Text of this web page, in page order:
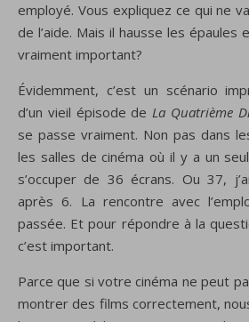
employé. Vous expliquez ce qui ne
de l’aide. Mais il hausse les épaules
vraiment important?
Évidemment, c’est un scénario
d’un vieil épisode deLa Quatrième
se passe vraiment. Non pas dans
les salles de cinéma où il y a un
s’occuper de 36 écrans. Ou 37,
après 6. La rencontre avec
passée. Et pour répondre à la
c’est important.
Parce que si votre cinéma ne peut
montrer des films correctement,